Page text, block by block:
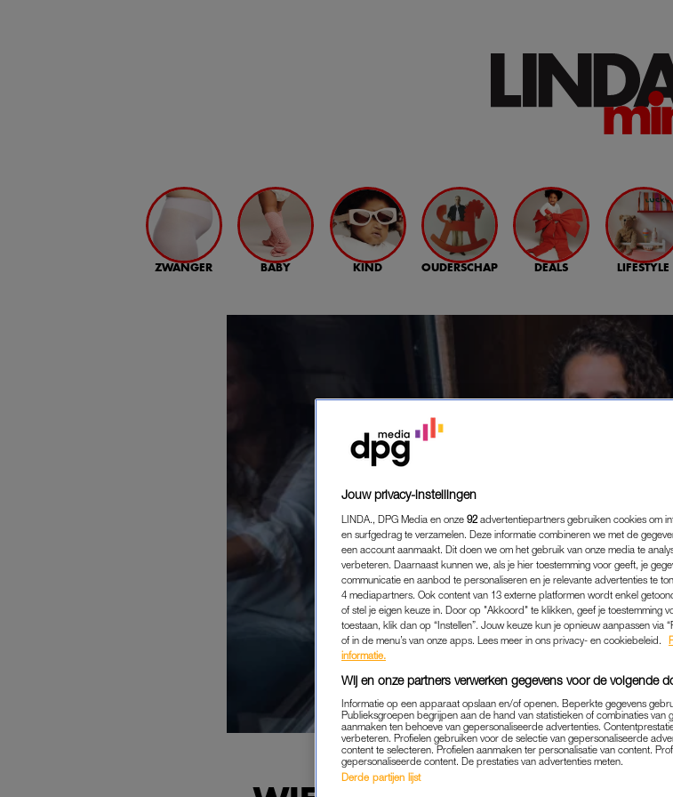
ZWANGER BABY KIND OUDERSCHAP DEALS LIFESTYLE
KINDERWENS|WONDER
Jouw privacy-instellingen
LINDA., DPG Media en onze 92 advertentiepartners gebruiken cookies om
en surfgedrag te verzamelen. Deze informatie combineren we met de
een account aanmaakt. Dit doen we om het gebruik van onze media te
verbeteren. Daarnaast kunnen we, als je hier toestemming voor geeft, je
communicatie en aanbod te personaliseren en je relevante advertenties te
4 mediapartners. Ook content van 13 externe platformen wordt enkel
of stel je eigen keuze in. Door op "Akkoord" te klikken, geef je toestemming
toestaan, klik dan op “Instellen”. Jouw keuze kun je opnieuw aanpassen via
of in de menu’s van onze apps. Lees meer in ons privacy- en cookiebeleid.
informatie.
Wij en onze partners verwerken gegevens voor de volgende
Informatie op een apparaat opslaan en/of openen. Beperkte gegevens
Publieksgroepen begrijpen aan de hand van statistieken of combinaties van
aanmaken ten behoeve van gepersonaliseerde advertenties.
verbeteren. Profielen gebruiken voor de selectie van gepersonaliseerde
content te selecteren. Profielen aanmaken ter personalisatie van content.
gepersonaliseerde content. De prestaties van advertenties meten.
Derde partijen lijst